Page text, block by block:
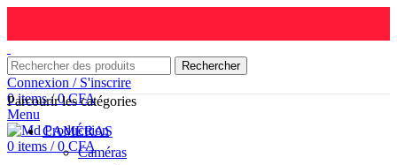
Rechercher
Connexion / S'inscrire
0items / 0CFA
Menu
0 items / 0 CFA
Parcourir les catégories
CAMÉRAS
Caméras